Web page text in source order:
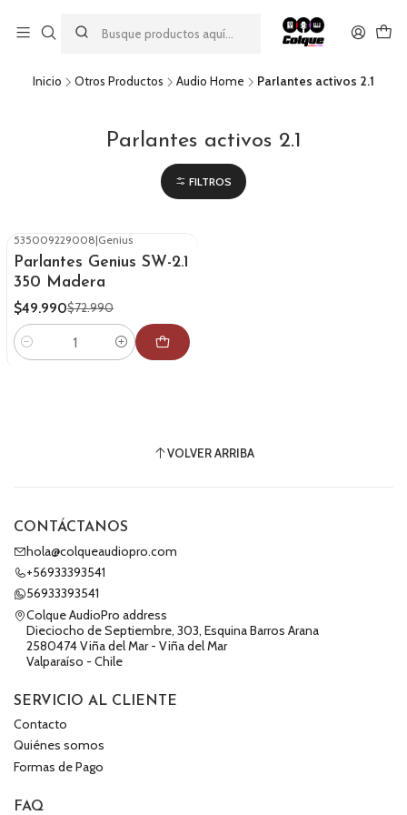
descuento por pago con transferencia bancaria
por una compra mínima de $49.990. Este descuento no es
acumulable a otras promociones ni aplicable a gastos de envío.
Inicio Otros Productos Audio Home Parlantes activos 2.1
Parlantes activos 2.1
FILTROS
-32%OFF
535009229008|Genius
Parlantes Genius SW-2.1
350 Madera
$49.990$72.990
Cantidad
VOLVER ARRIBA
CONTÁCTANOS
hola@colqueaudiopro.com
+56933393541
56933393541
Colque AudioPro address
Dieciocho de Septiembre, 303, Esquina Barros Arana
2580474 Viña del Mar - Viña del Mar
Valparaíso - Chile
SERVICIO AL CLIENTE
Contacto
Quiénes somos
Formas de Pago
FAQ